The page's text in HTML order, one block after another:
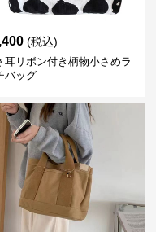
(税込)
耳リボン付き柄物小さめラ
バッグ